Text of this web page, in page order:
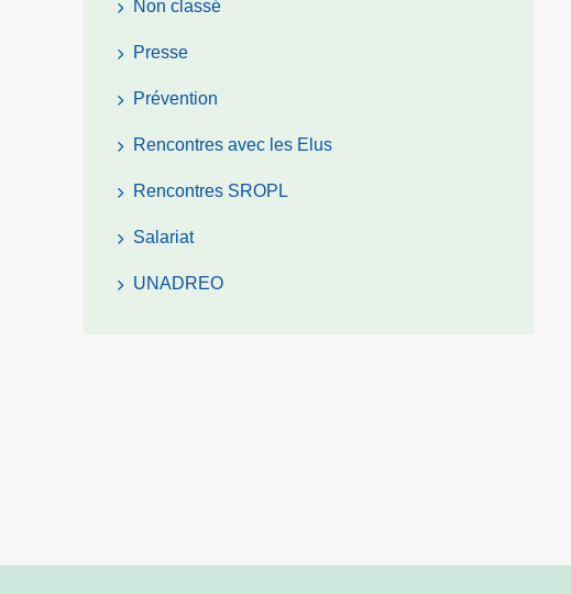
Non classé
Presse
Prévention
Rencontres avec les Elus
Rencontres SROPL
Salariat
UNADREO